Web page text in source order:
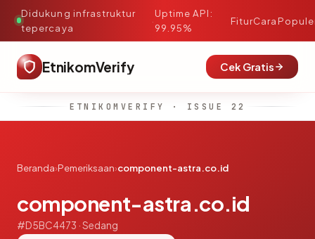
Didukung infrastruktur
tepercaya
·
Uptime API:
99.95%
FiturCara
EtnikomVerify Cek Gratis
ETNIKOMVERIFY · ISSUE 22
Beranda›Pemeriksaan›component-astra.co.id
component-astra.co.id
#D5BC4473 · Sedang